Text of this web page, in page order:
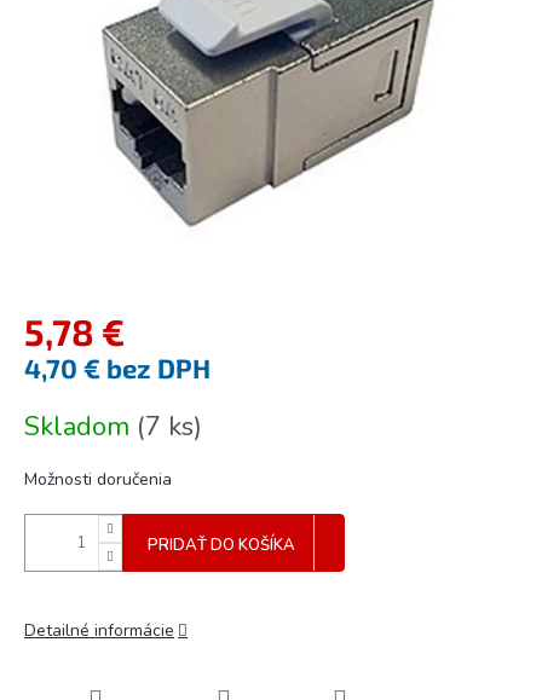
hviezdičiek.
5,78 €
4,70 € bez DPH
cena:
Skladom (7 ks)
Možnosti doručenia
PRIDAŤ DO KOŠÍKA
Detailné informácie